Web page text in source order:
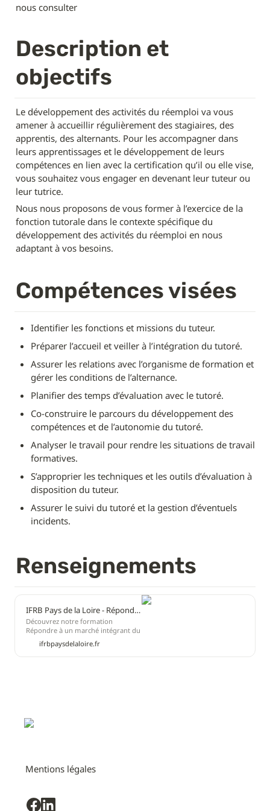
nous consulter
Description et
objectifs
Le développement des activités du réemploi va vous
amener à accueillir régulièrement des stagiaires, des
apprentis, des alternants. Pour les accompagner dans
leurs apprentissages et le développement de leurs
compétences en lien avec la certification qu’il ou elle vise,
vous souhaitez vous engager en devenant leur tuteur ou
leur tutrice.
Nous nous proposons de vous former à l’exercice de la
fonction tutorale dans le contexte spécifique du
développement des activités du réemploi en nous
adaptant à vos besoins.
Compétences visées
Identifier les fonctions et missions du tuteur.
Préparer l’accueil et veiller à l’intégration du tutoré.
Assurer les relations avec l’organisme de formation et
gérer les conditions de l’alternance.
Planifier des temps d’évaluation avec le tutoré.
Co-construire le parcours du développement des
compétences et de l’autonomie du tutoré.
Analyser le travail pour rendre les situations de travail
formatives.
S’approprier les techniques et les outils d’évaluation à
disposition du tuteur.
Assurer le suivi du tutoré et la gestion d’éventuels
incidents.
Renseignements
IFRB Pays de la Loire - Répondre à un marché intégrant du réemploi
Découvrez notre formation
Répondre à un marché intégrant du
réemploi et inscrivez-vous en ligne !
Explorez aussi nos autres
formations Marchés publics et
ifrbpaysdelaloire.fr
Mentions légales